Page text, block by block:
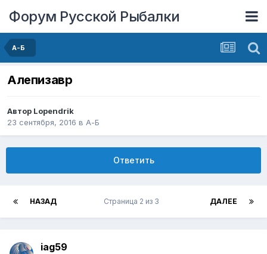
Форум Русской Рыбалки
А-Б
Алепизавр
Автор Lopendrik
23 сентября, 2016 в А-Б
Ответить
НАЗАД ДАЛЕЕ
Страница 2 из 3
iag59